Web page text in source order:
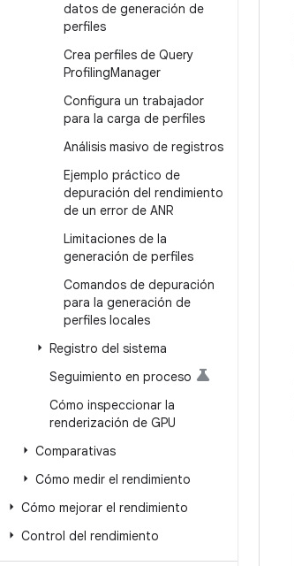
datos de generación de
perfiles
Crea perfiles de Query
ProfilingManager
Configura un trabajador
para la carga de perfiles
Análisis masivo de registros
Ejemplo práctico de
depuración del rendimiento
de un error de ANR
Limitaciones de la
generación de perfiles
Comandos de depuración
para la generación de
perfiles locales
Registro del sistema
Seguimiento en proceso
Cómo inspeccionar la
renderización de GPU
Comparativas
Cómo medir el rendimiento
Cómo mejorar el rendimiento
Control del rendimiento